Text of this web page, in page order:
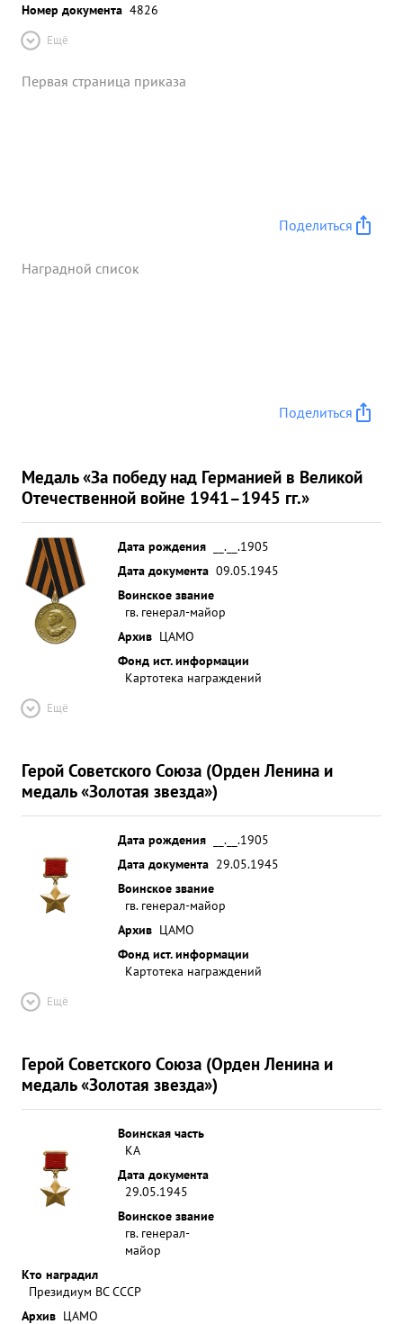
Номер документа 4826
Ещё
Первая страница приказа
Поделиться
Наградной список
Поделиться
Медаль «За победу над Германией в Великой
Отечественной войне 1941–1945 гг.»
Дата рождения
__.__.1905
Дата документа 09.05.1945
Воинское звание
гв. генерал-майор
Архив ЦАМО
Фонд ист. информации
Картотека награждений
Ещё
Герой Советского Союза (Орден Ленина и
медаль «Золотая звезда»)
Дата рождения
__.__.1905
Дата документа 29.05.1945
Воинское звание
гв. генерал-майор
Архив ЦАМО
Фонд ист. информации
Картотека награждений
Ещё
Герой Советского Союза (Орден Ленина и
медаль «Золотая звезда»)
Воинская часть
КА
Дата документа
29.05.1945
Воинское звание
гв. генерал-
майор
Кто наградил
Президиум ВС СССР
Архив ЦАМО